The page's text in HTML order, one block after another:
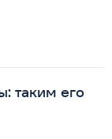
таким его